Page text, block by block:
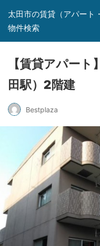
太田市の賃貸（アパート
物件検索
【賃貸アパー
田駅）2階建
Bestplaza